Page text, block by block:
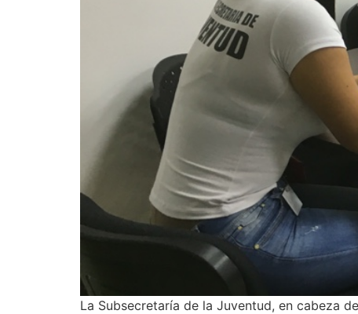
La Subsecretaría de la Juventud, en cabeza